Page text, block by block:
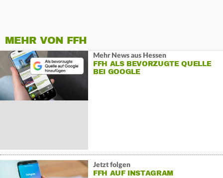
MEHR VON FFH
Mehr News aus Hessen
FFH ALS BEVORZUGTE QUELLE
BEI GOOGLE
Jetzt folgen
FFH AUF INSTAGRAM